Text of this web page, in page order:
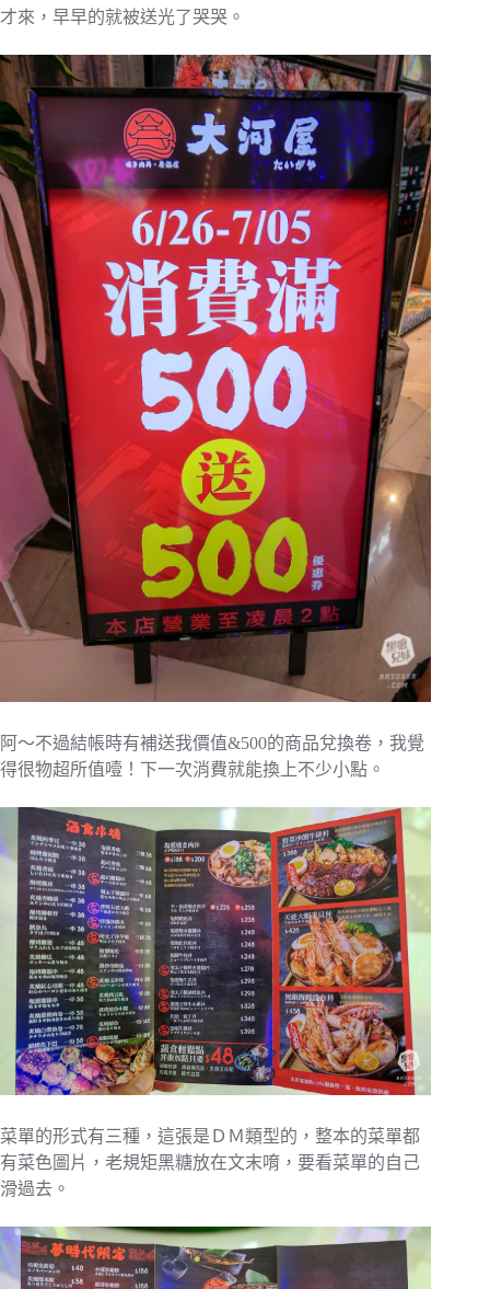
才來，早早的就被送光了哭哭。
阿～不過結帳時有補送我價值&500的商品兌換卷，我覺
得很物超所值噎！下一次消費就能換上不少小點。
菜單的形式有三種，這張是ＤＭ類型的，整本的菜單都
有菜色圖片，老規矩黑糖放在文末唷，要看菜單的自己
滑過去。